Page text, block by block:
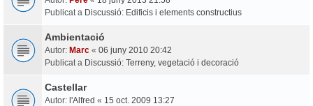
Publicat a Discussió: Edificis i elements constructius
Ambientació
Autor: Marc « 06 juny 2010 20:42
Publicat a Discussió: Terreny, vegetació i decoració
Castellar
Autor: l'Alfred « 15 oct. 2009 13:27